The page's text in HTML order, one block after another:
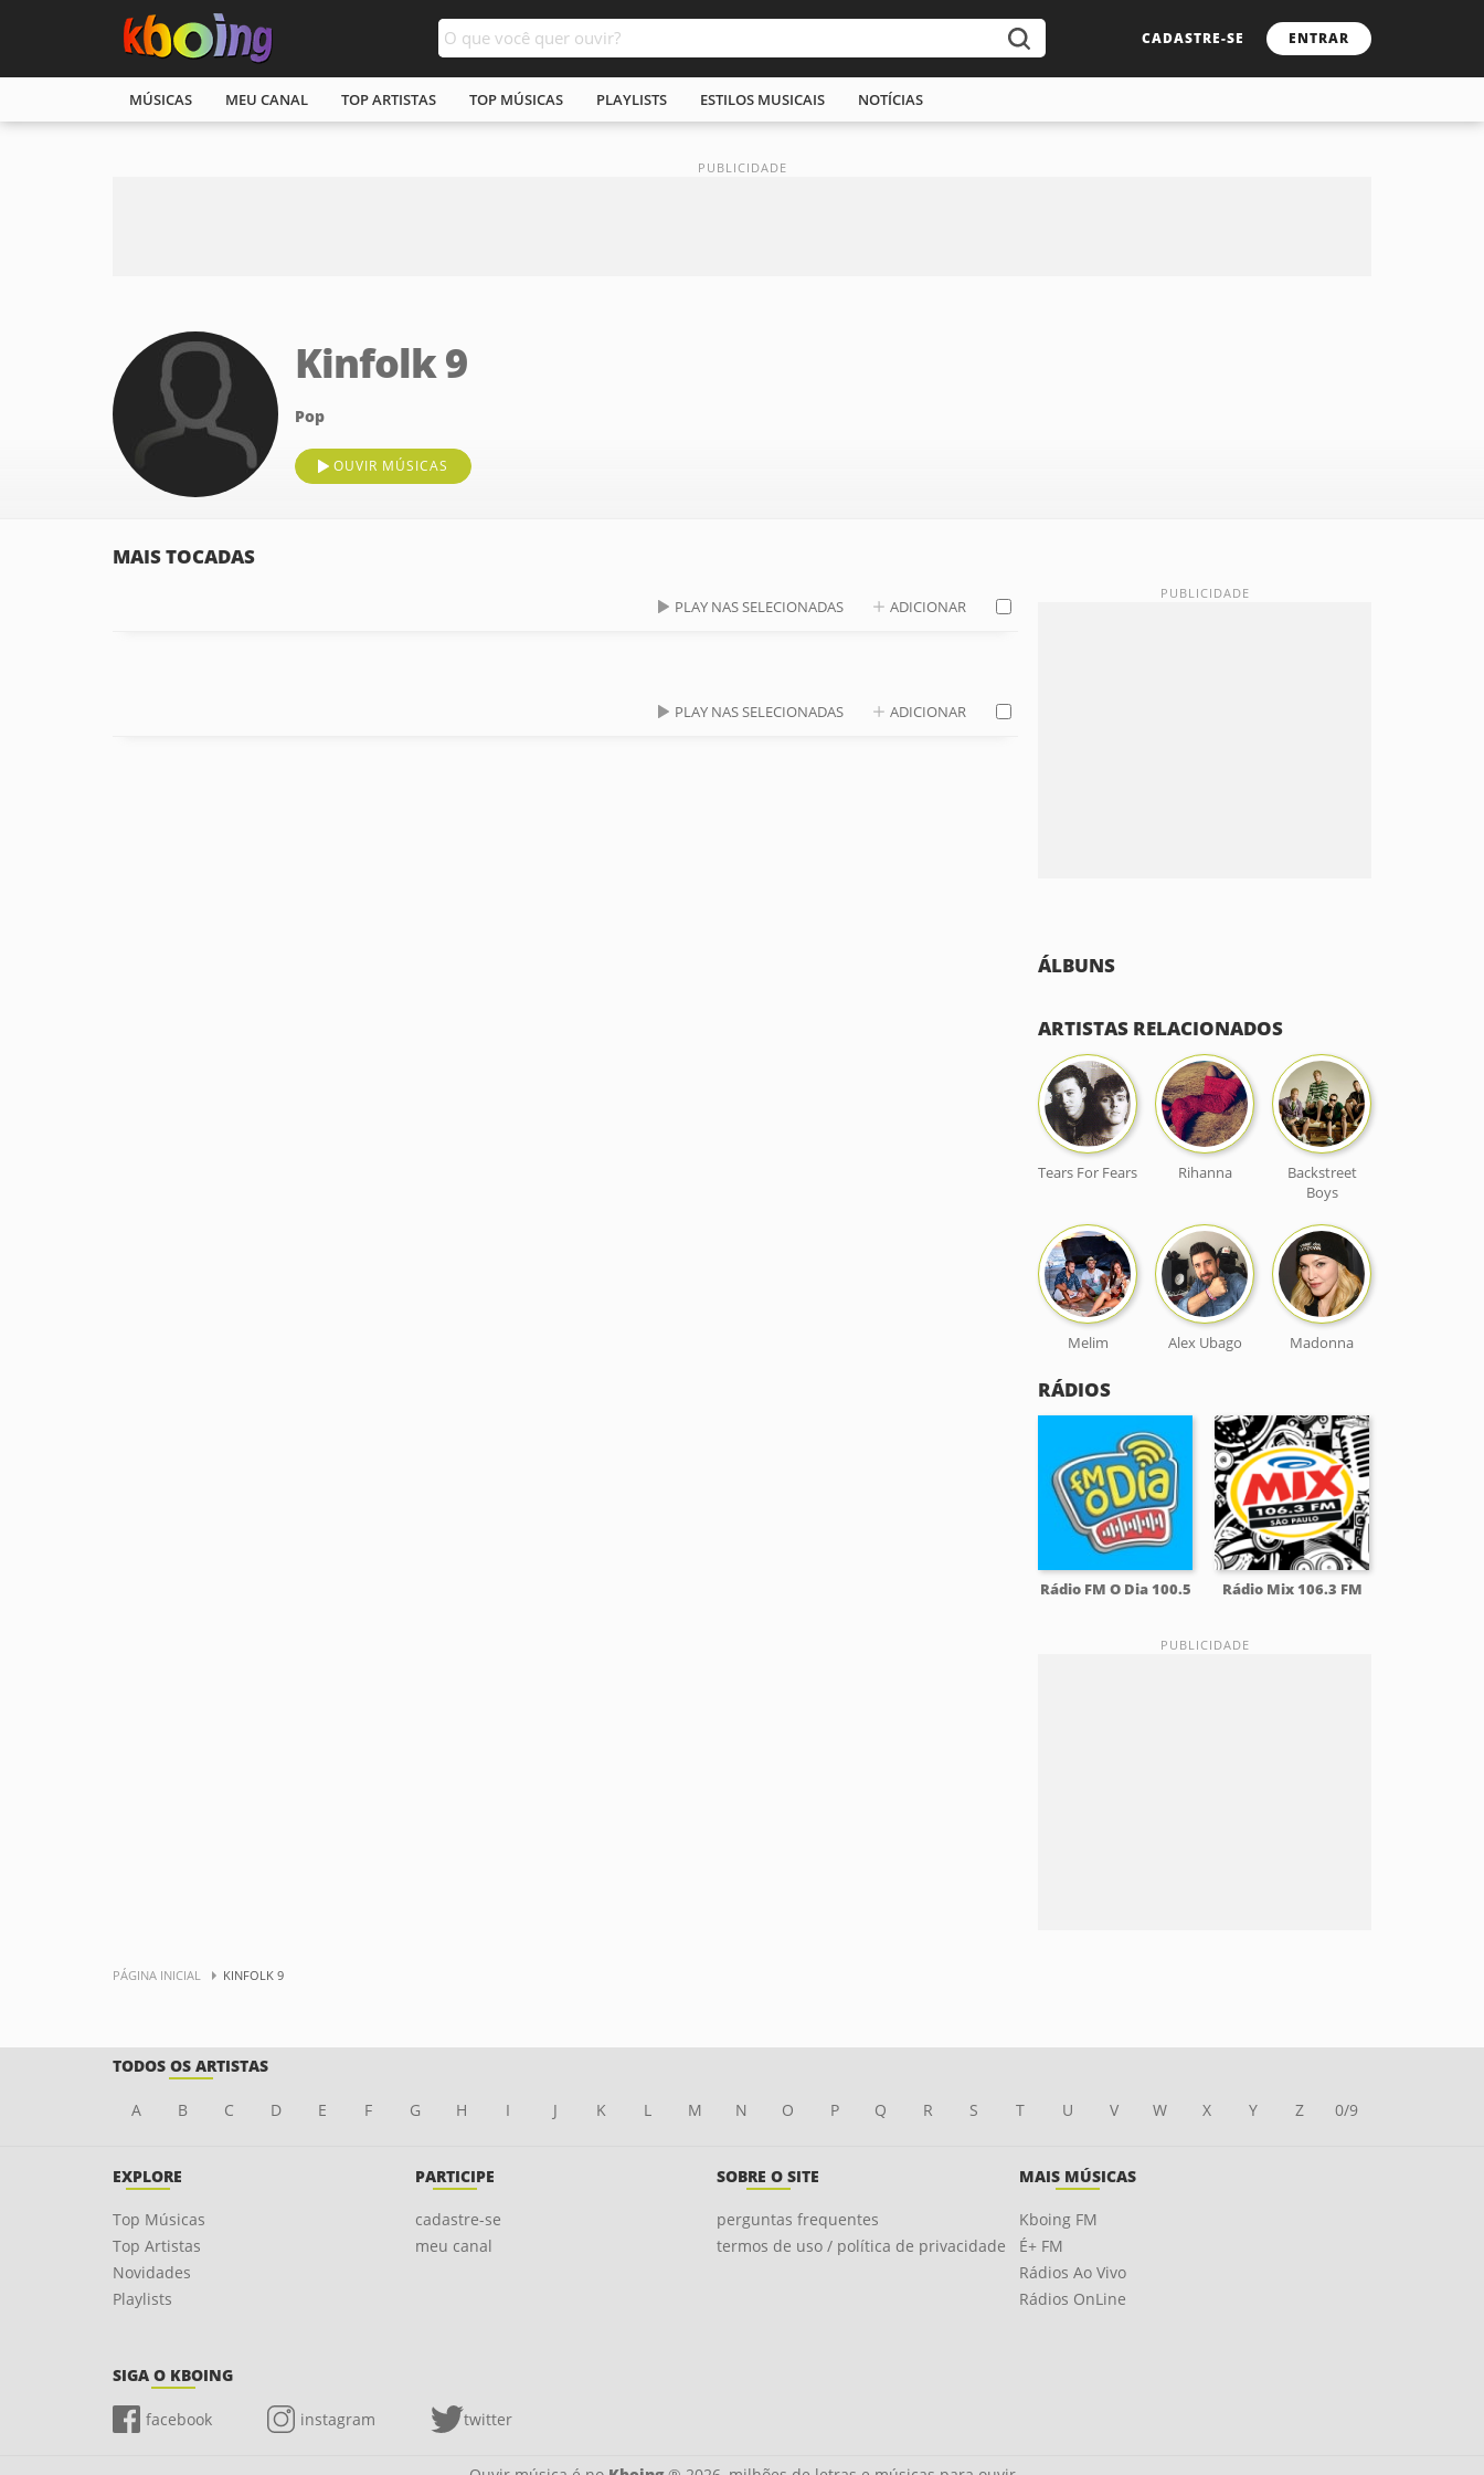
CADASTRE-SE ENTRAR
MÚSICAS MEU CANAL TOP ARTISTAS TOP MÚSICAS PLAYLISTS ESTILOS MUSICAIS NOTÍCIAS
Kinfolk 9
Pop
OUVIR MÚSICAS
MAIS TOCADAS
PLAY NAS SELECIONADAS ADICIONAR
PLAY NAS SELECIONADAS ADICIONAR
ÁLBUNS
ARTISTAS RELACIONADOS
Tears For Fears Rihanna
Backstreet
Boys
Melim Alex Ubago Madonna
RÁDIOS
Rádio FM O Dia 100.5 Rádio Mix 106.3 FM
PÁGINA INICIAL KINFOLK 9
TODOS OS ARTISTAS
A B C D E F G H I J K L M N O P Q R S T U V W X Y Z 0/9
EXPLORE
Top Músicas
Top Artistas
Novidades
Playlists
PARTICIPE
cadastre-se
meu canal
SOBRE O SITE
perguntas frequentes
termos de uso / política de privacidade
MAIS MÚSICAS
Kboing FM
É+ FM
Rádios Ao Vivo
Rádios OnLine
SIGA O KBOING
facebook instagram twitter